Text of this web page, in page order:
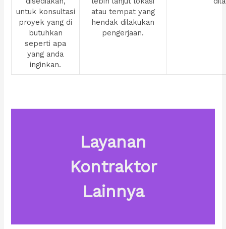
untuk konsultasi
proyek yang di
butuhkan
seperti apa
yang anda
inginkan.
atau tempat yang
hendak dilakukan
pengerjaan.
Layanan
Kontraktor
Lainnya